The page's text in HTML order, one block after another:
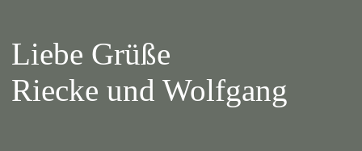
Liebe Grüße
Riecke und Wolfgang